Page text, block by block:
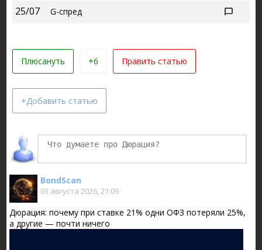
25/07 G-спред
Плюсануть +6 Править статью
+Добавить статью
BondScan
03 августа 2026, 21:09
Дюрация: почему при ставке 21% одни ОФЗ потеряли 25%,
а другие — почти ничего